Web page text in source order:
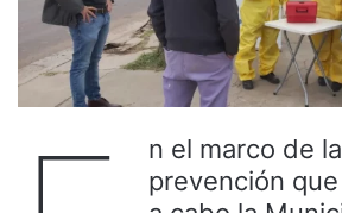
n el marco de
prevención